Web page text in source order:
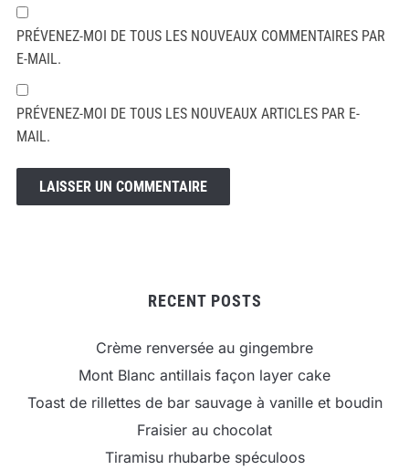
PRÉVENEZ-MOI DE TOUS LES NOUVEAUX COMMENTAIRES PAR
E-MAIL.
PRÉVENEZ-MOI DE TOUS LES NOUVEAUX ARTICLES PAR E-
MAIL.
RECENT POSTS
Crème renversée au gingembre
Mont Blanc antillais façon layer cake
Toast de rillettes de bar sauvage à vanille et boudin
Fraisier au chocolat
Tiramisu rhubarbe spéculoos